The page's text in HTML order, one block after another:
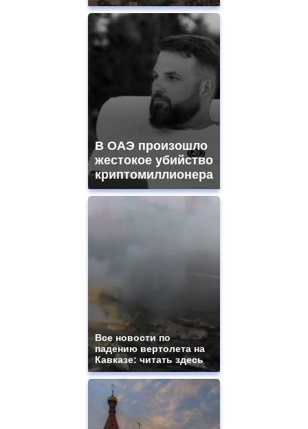
В ОАЭ произошло
жестокое убийство
криптомиллионера
Все новости по
падению вертолета на
Кавказе: читать здесь